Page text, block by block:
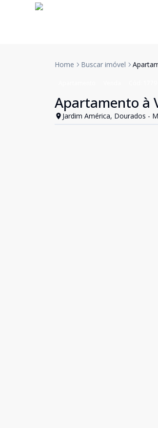
Home Buscar imóvel
Apartamento à
Jardim América, Dourados -